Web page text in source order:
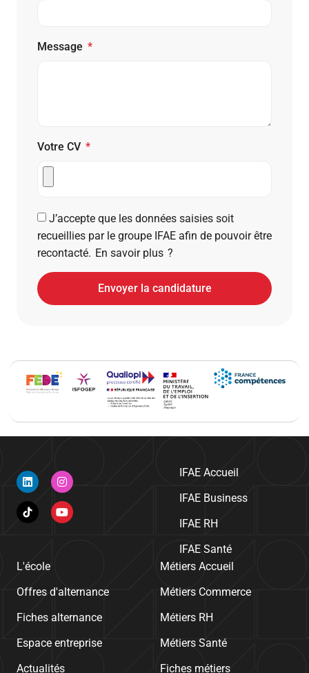
Message
Votre CV
J’accepte que les données saisies soit
recueillies par le groupe IFAE afin de pouvoir être
recontacté. En savoir plus ?
Envoyer la candidature
IFAE Accueil
IFAE Business
IFAE RH
IFAE Santé
L'école
Offres d'alternance
Fiches alternance
Espace entreprise
Actualités
Métiers Accueil
Métiers Commerce
Métiers RH
Métiers Santé
Fiches métiers